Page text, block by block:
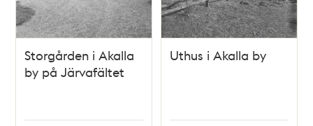
Storgården i Akalla
by på Järvafältet
Uthus i Akalla by